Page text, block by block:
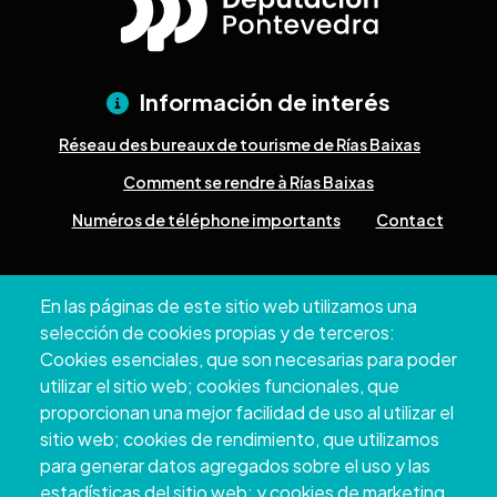
En las páginas de este sitio web utilizamos una
selección de cookies propias y de terceros:
Cookies esenciales, que son necesarias para poder
utilizar el sitio web; cookies funcionales, que
proporcionan una mejor facilidad de uso al utilizar el
sitio web; cookies de rendimiento, que utilizamos
para generar datos agregados sobre el uso y las
estadísticas del sitio web; y cookies de marketing,
Información de interés
Réseau des bureaux de tourisme de Rías Baixas
Comment se rendre à Rías Baixas
Numéros de téléphone importants
Contact
Pontevedra
+34 986 804 100 | +34 986 804 124